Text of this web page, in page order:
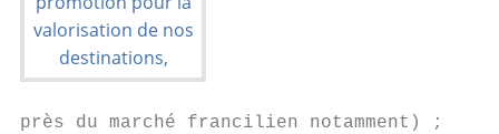
près du marché francilien notamment) ;